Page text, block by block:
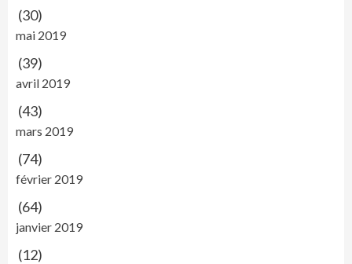
(30)
mai 2019
(39)
avril 2019
(43)
mars 2019
(74)
février 2019
(64)
janvier 2019
(12)